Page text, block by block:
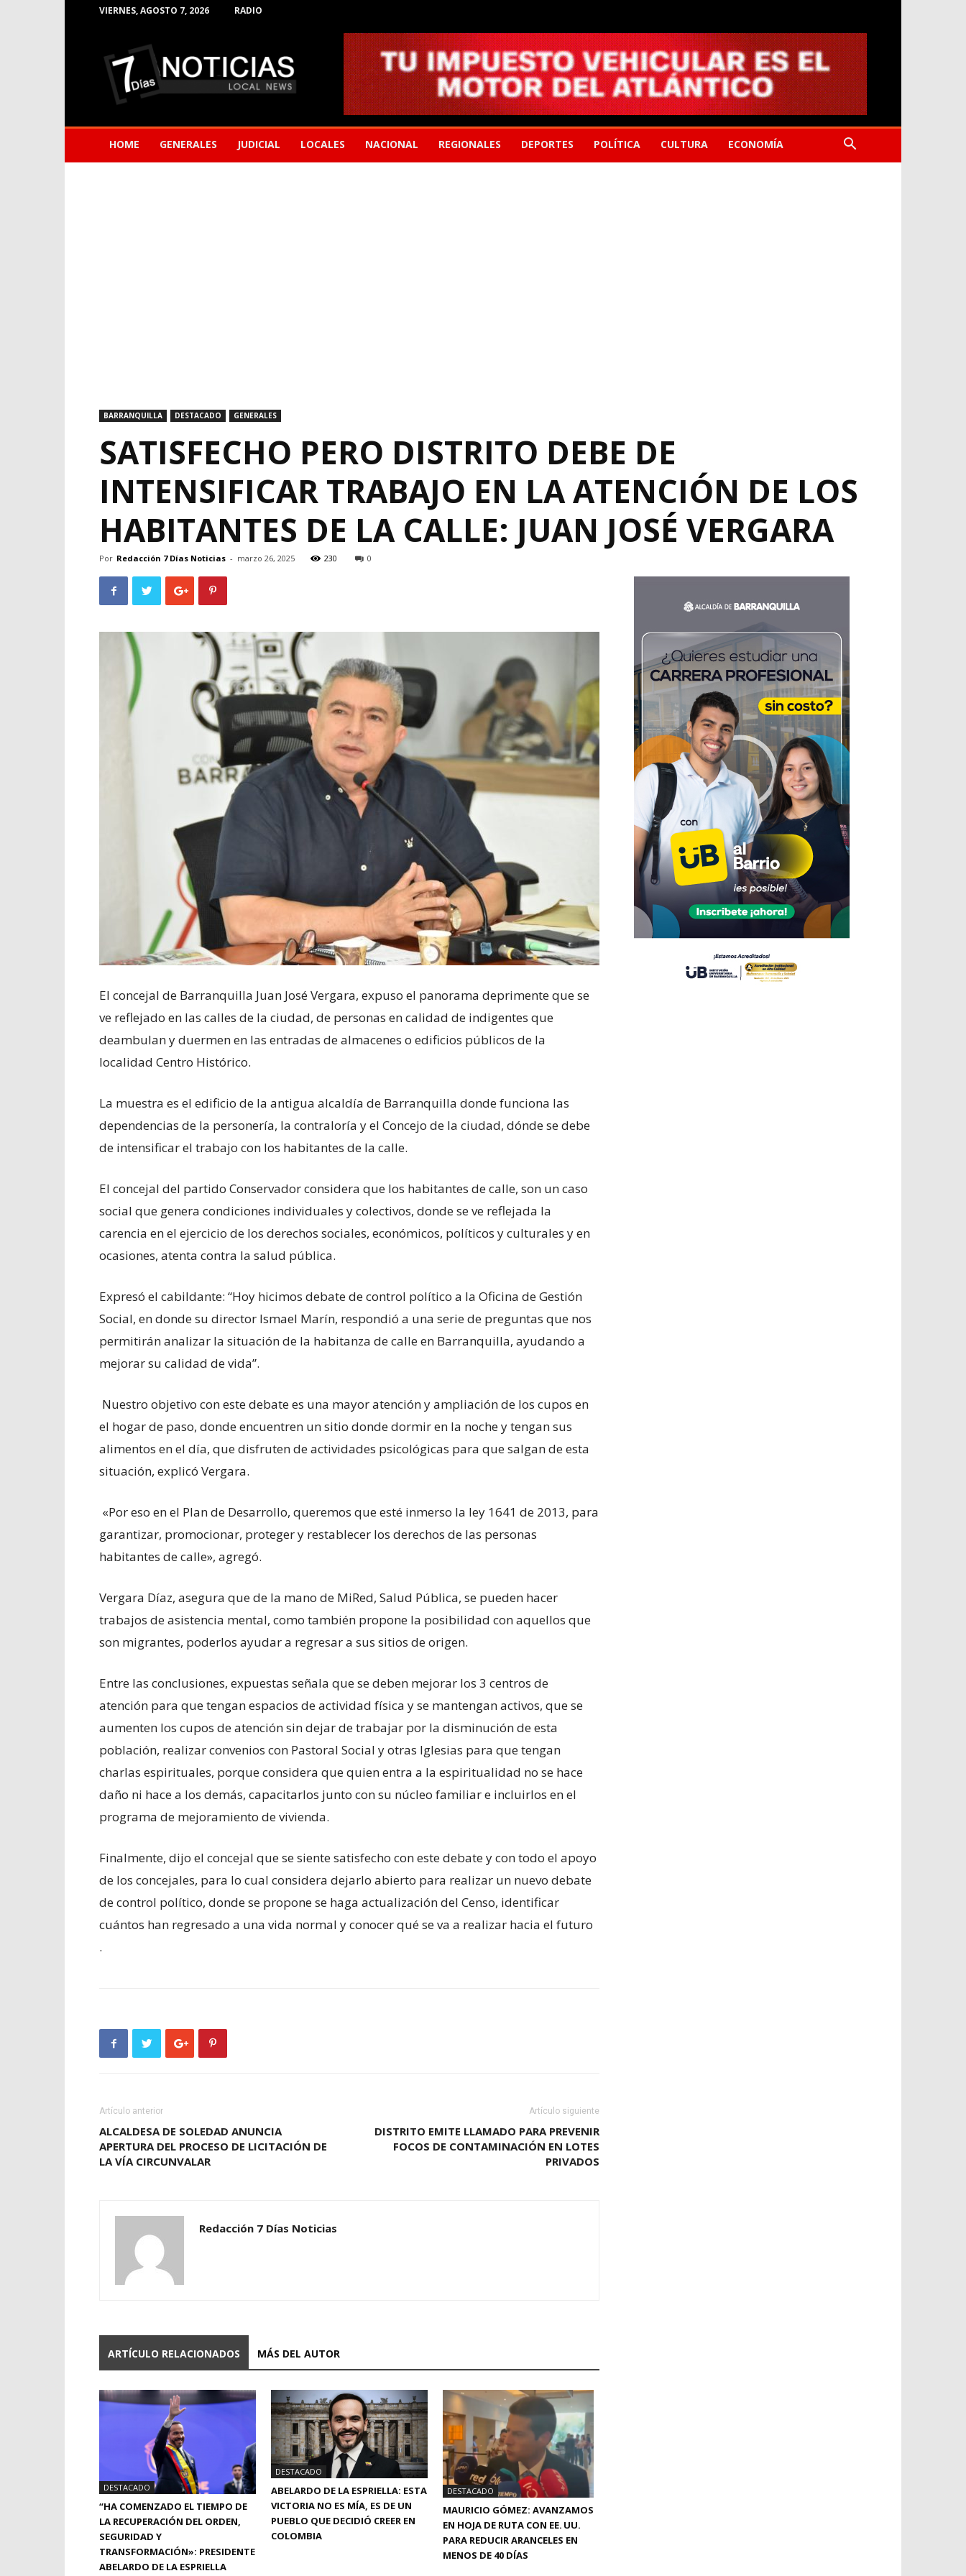
VIERNES, AGOSTO 7, 2026 RADIO
Noticias
de
Barranquilla
HOME GENERALES JUDICIAL LOCALES NACIONAL REGIONALES DEPORTES POLÍTICA CULTURA ECONOMÍA
BARRANQUILLA DESTACADO GENERALES
SATISFECHO PERO DISTRITO DEBE DE
INTENSIFICAR TRABAJO EN LA ATENCIÓN DE LOS
HABITANTES DE LA CALLE: JUAN JOSÉ VERGARA
Por Redacción 7 Días Noticias - marzo 26, 2025 230 0
El concejal de Barranquilla Juan José Vergara, expuso el panorama deprimente que se
ve reflejado en las calles de la ciudad, de personas en calidad de indigentes que
deambulan y duermen en las entradas de almacenes o edificios públicos de la
localidad Centro Histórico.
La muestra es el edificio de la antigua alcaldía de Barranquilla donde funciona las
dependencias de la personería, la contraloría y el Concejo de la ciudad, dónde se debe
de intensificar el trabajo con los habitantes de la calle.
El concejal del partido Conservador considera que los habitantes de calle, son un caso
social que genera condiciones individuales y colectivos, donde se ve reflejada la
carencia en el ejercicio de los derechos sociales, económicos, políticos y culturales y en
ocasiones, atenta contra la salud pública.
Expresó el cabildante: “Hoy hicimos debate de control político a la Oficina de Gestión
Social, en donde su director Ismael Marín, respondió a una serie de preguntas que nos
permitirán analizar la situación de la habitanza de calle en Barranquilla, ayudando a
mejorar su calidad de vida”.
Nuestro objetivo con este debate es una mayor atención y ampliación de los cupos en
el hogar de paso, donde encuentren un sitio donde dormir en la noche y tengan sus
alimentos en el día, que disfruten de actividades psicológicas para que salgan de esta
situación, explicó Vergara.
«Por eso en el Plan de Desarrollo, queremos que esté inmerso la ley 1641 de 2013, para
garantizar, promocionar, proteger y restablecer los derechos de las personas
habitantes de calle», agregó.
Vergara Díaz, asegura que de la mano de MiRed, Salud Pública, se pueden hacer
trabajos de asistencia mental, como también propone la posibilidad con aquellos que
son migrantes, poderlos ayudar a regresar a sus sitios de origen.
Entre las conclusiones, expuestas señala que se deben mejorar los 3 centros de
atención para que tengan espacios de actividad física y se mantengan activos, que se
aumenten los cupos de atención sin dejar de trabajar por la disminución de esta
población, realizar convenios con Pastoral Social y otras Iglesias para que tengan
charlas espirituales, porque considera que quien entra a la espiritualidad no se hace
daño ni hace a los demás, capacitarlos junto con su núcleo familiar e incluirlos en el
programa de mejoramiento de vivienda.
Finalmente, dijo el concejal que se siente satisfecho con este debate y con todo el apoyo
de los concejales, para lo cual considera dejarlo abierto para realizar un nuevo debate
de control político, donde se propone se haga actualización del Censo, identificar
cuántos han regresado a una vida normal y conocer qué se va a realizar hacia el futuro
.
Artículo anterior
ALCALDESA DE SOLEDAD ANUNCIA
APERTURA DEL PROCESO DE LICITACIÓN DE
LA VÍA CIRCUNVALAR
Artículo siguiente
DISTRITO EMITE LLAMADO PARA PREVENIR
FOCOS DE CONTAMINACIÓN EN LOTES
PRIVADOS
Redacción 7 Días Noticias
ARTÍCULO RELACIONADOS MÁS DEL AUTOR
DESTACADO
“HA COMENZADO EL TIEMPO DE
LA RECUPERACIÓN DEL ORDEN,
SEGURIDAD Y
TRANSFORMACIÓN»: PRESIDENTE
ABELARDO DE LA ESPRIELLA
DESTACADO
ABELARDO DE LA ESPRIELLA: ESTA
VICTORIA NO ES MÍA, ES DE UN
PUEBLO QUE DECIDIÓ CREER EN
COLOMBIA
DESTACADO
MAURICIO GÓMEZ: AVANZAMOS
EN HOJA DE RUTA CON EE. UU.
PARA REDUCIR ARANCELES EN
MENOS DE 40 DÍAS